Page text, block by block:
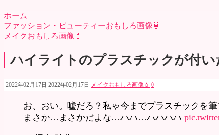
ホーム
ファッション・ビューティーおもしろ画像👗
メイクおもしろ画像💄
ハイライトのプラスチックが付
2022年02月17日 2022年02月17日 メイクおもしろ画像💄 0
お、おい。嘘だろ？私ゃ今までプラスチックを
まさか…まさかだよな…ハハ…ハハハハ